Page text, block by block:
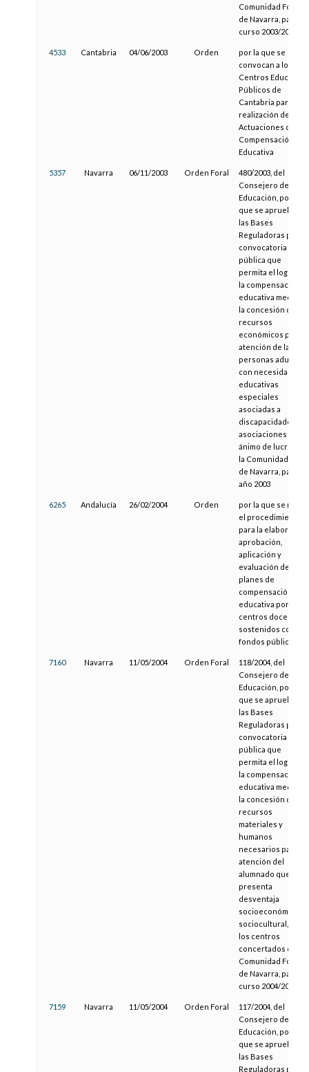
Comunidad Foral
de Navarra, para el
curso 2003/2004
4533 Cantabria 04/06/2003 Orden
por la que se
convocan a los
Centros
Públicos de
Cantabria para la
realización de
Actuaciones de
Compensación
Educativa
5357 Navarra 06/11/2003 Orden Foral
480/2003, del
Consejero de
Educación, por la
que se aprueban
las Bases
Reguladoras para
convocatoria
pública que
permita el logro de
la compensación
educativa
la concesión de los
recursos
económicos para la
atención de las
personas adultas
con necesidades
educativas
especiales
asociadas a
discapacidades, en
asociaciones sin
ánimo de lucro de
la Comunidad Foral
de Navarra, para el
año 2003
6265 Andalucía 26/02/2004 Orden
por la que se
el procedimiento
para la elaboración,
aprobación,
aplicación y
evaluación de
planes de
compensación
educativa por los
centros docentes
sostenidos con
fondos públicos
7160 Navarra 11/05/2004 Orden Foral
118/2004, del
Consejero de
Educación, por la
que se aprueban
las Bases
Reguladoras para
convocatoria
pública que
permita el logro de
la compensación
educativa
la concesión de los
recursos
materiales y
humanos
necesarios para la
atención del
alumnado que
presenta
desventaja
socioeconómica o
sociocultural, en
los centros
concertados de la
Comunidad Foral
de Navarra, para el
curso 2004/2005
7159 Navarra 11/05/2004 Orden Foral
117/2004, del
Consejero de
Educación, por la
que se aprueban
las Bases
Reguladoras para